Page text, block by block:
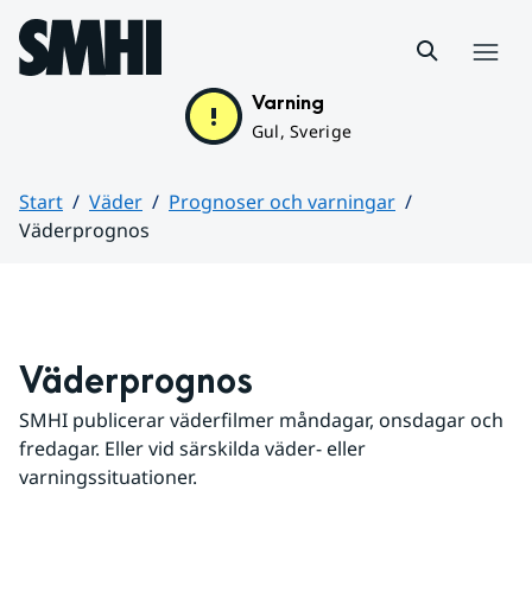
Hoppa till sidans innehåll
Varning
Gul, Sverige
Start Väder
Prognoser och varningar
Väderprognos
Väderprognos
SMHI publicerar väderfilmer måndagar, onsdagar och
fredagar. Eller vid särskilda väder- eller
varningssituationer.